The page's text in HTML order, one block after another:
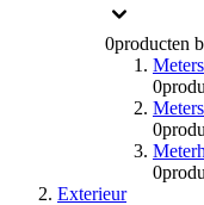
0producten
Meters
0
0
0
Exterieur